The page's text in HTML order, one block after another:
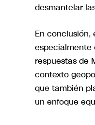
desmantelar
En conclusión,
especialmente
respuestas de
contexto
que también
un enfoque